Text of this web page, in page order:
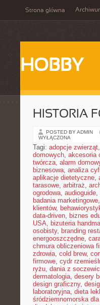
Strona główna
HOBBY
HISTORIA
POSTED BY ADMIN
WYŁĄCZONA
Tagi: adopcje zwierząt,
domowych, akcesoria
twórcza, alarm
biznesowa, analiza
aplikacje dietetyczne,
tarasowe, arbitraż,
ogrodowa, audioguide,
badania marketingowe,
klientów,
data-driven, biznes
USA, bizuteria
osobisty, branding
energooszczędne,
chmura obliczeniowa
zdrowia, cold brew,
firmowe, cydr
ryżu, dania z
dermatologia, desery
design graficzny,
laboratoryjna, dieta
śródziemnomorska